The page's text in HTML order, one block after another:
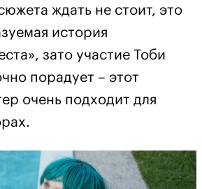
ждать не стоит, это
история
зато участие Тоби
порадует – этот
очень подходит для